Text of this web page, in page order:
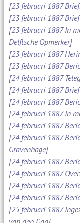
[23 februari 1887
[23 februari 1887
[23 februari 1887 In
Delftsche Opmerker]
[23 februari 1887
[23 februari 1887
[24 februari 1887
[24 februari 1887
[24 februari 1887
[24 februari 1887 In
[24 februari 1887
[24 februari 1887
Gravenhage]
[24 februari 1887
[24 februari 1887
[24 februari 1887
[24 februari 1887
[25 februari 1887
van den Dag]